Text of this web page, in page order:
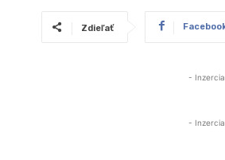
Zdieľať
-
-